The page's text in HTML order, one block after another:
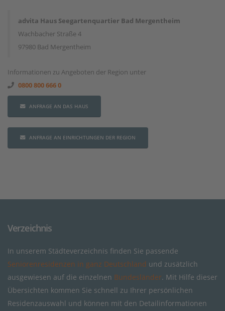
advita Haus Seegartenquartier Bad Mergentheim
Wachbacher Straße 4
97980 Bad Mergentheim
Informationen zu Angeboten der Region unter
0800 800 666 0
ANFRAGE AN DAS HAUS
ANFRAGE AN EINRICHTUNGEN DER REGION
Verzeichnis
In unserem Städteverzeichnis finden Sie passende
Seniorenresidenzen in ganz Deutschland und zusätzlich
ausgewiesen auf die einzelnen Bundesländer. Mit Hilfe dieser
Übersichten kommen Sie schnell zu Ihrer persönlichen
Residenzauswahl und können mit den Detailinformationen